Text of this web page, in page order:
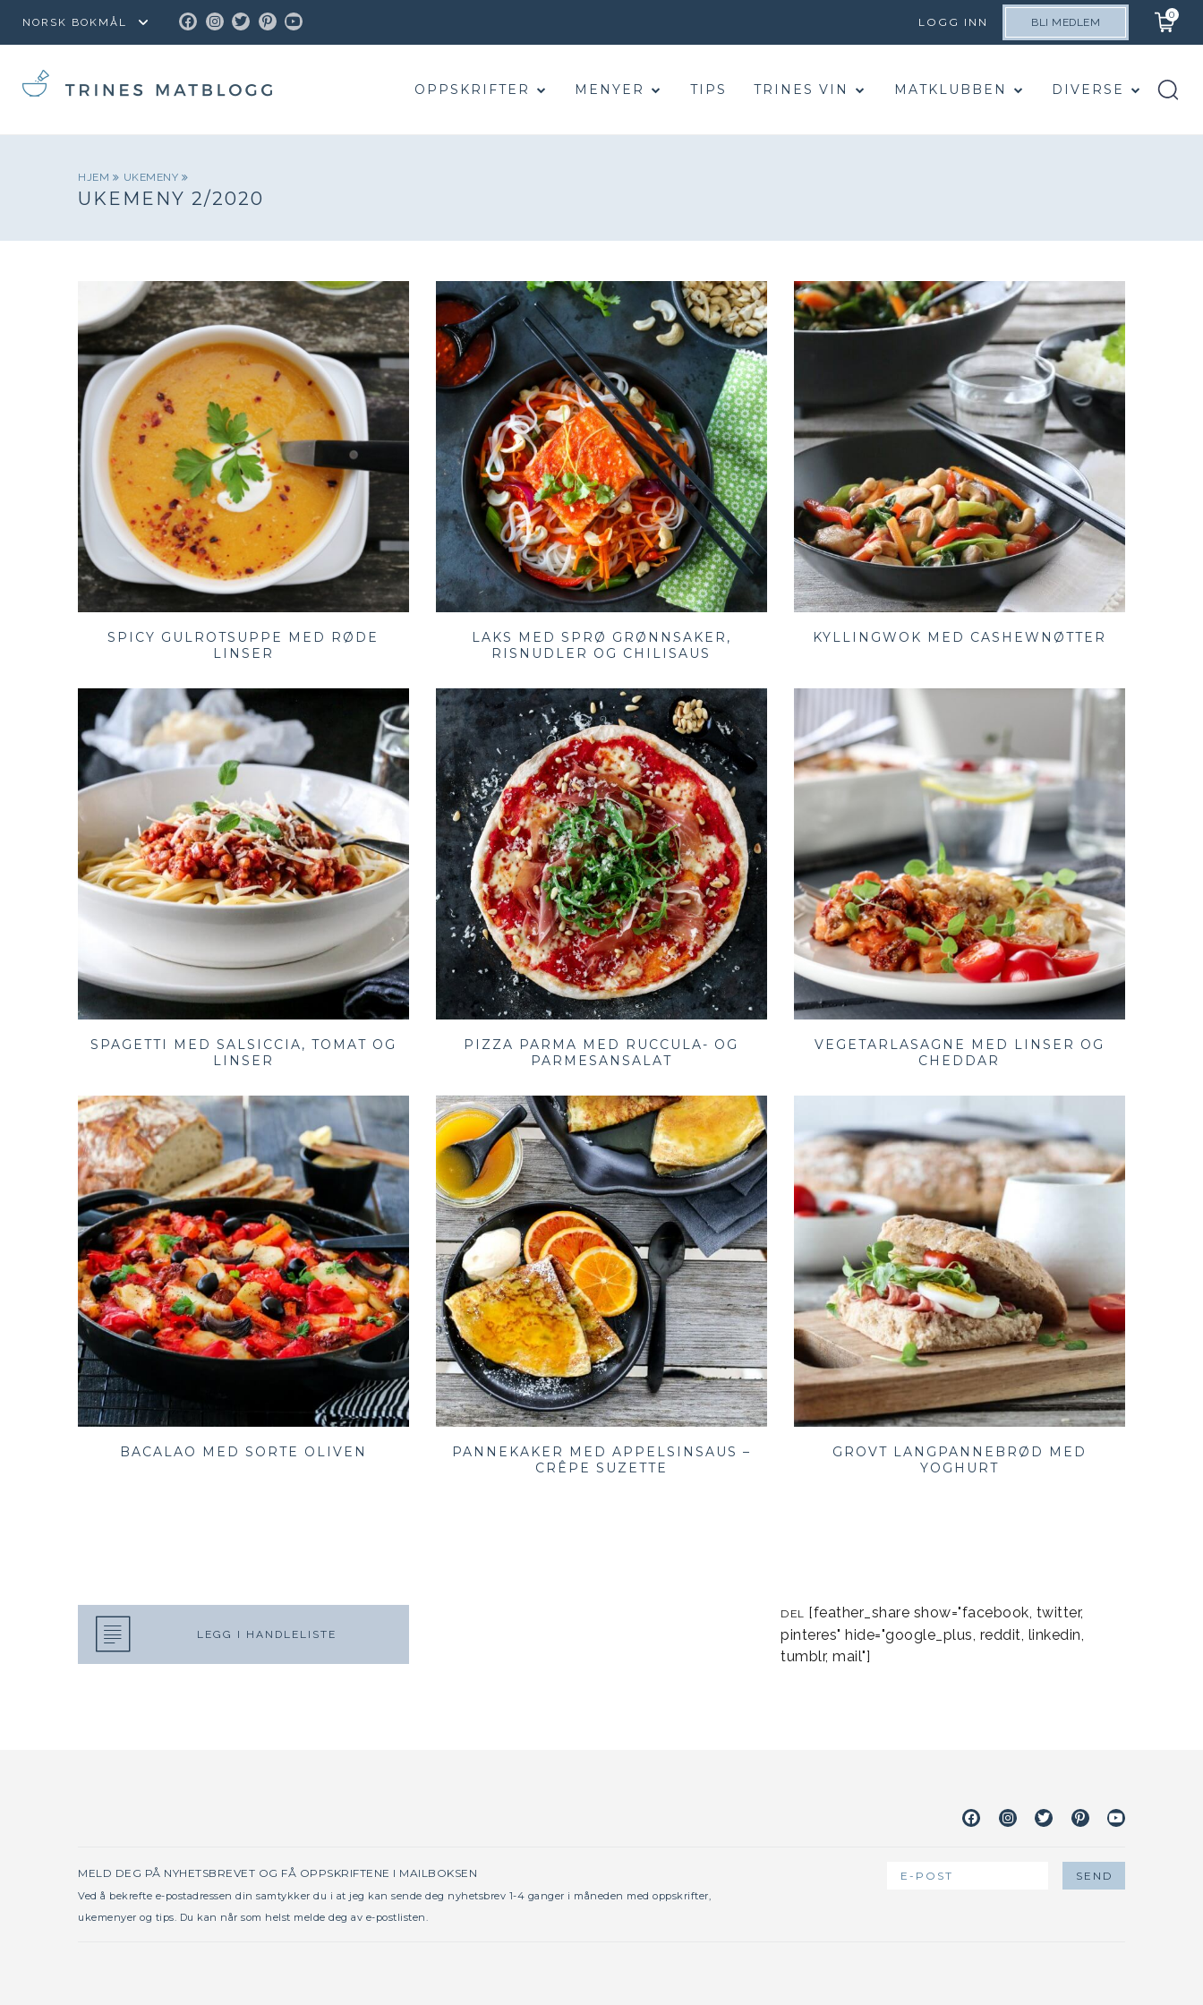
FACEBOOK
INSTAGRAM
TWITTER
PINTEREST
YOUTUBE LOGG INN BLI MEDLEM
0
OPPSKRIFTER MENYER TIPS TRINES VIN MATKLUBBEN DIVERSE
HJEM UKEMENY
UKEMENY 2/2020
SPICY GULROTSUPPE MED RØDE
LINSER
LAKS MED SPRØ GRØNNSAKER,
RISNUDLER OG CHILISAUS
KYLLINGWOK MED CASHEWNØTTER
SPAGETTI MED SALSICCIA, TOMAT OG
LINSER
PIZZA PARMA MED RUCCULA- OG
PARMESANSALAT
VEGETARLASAGNE MED LINSER OG
CHEDDAR
BACALAO MED SORTE OLIVEN
PANNEKAKER MED APPELSINSAUS –
CRÊPE SUZETTE
GROVT LANGPANNEBRØD MED
YOGHURT
LEGG I HANDLELISTE
DEL
[feather_share show="facebook, twitter,
pinteres" hide="google_plus, reddit, linkedin,
tumblr, mail"]
FacebookInstagramTwitterPinterestYoutube
MELD DEG PÅ NYHETSBREVET OG FÅ OPPSKRIFTENE I MAILBOKSEN
Ved å bekrefte e-postadressen din samtykker du i at jeg kan sende deg nyhetsbrev 1-4 ganger i måneden med oppskrifter,
ukemenyer og tips. Du kan når som helst melde deg av e-postlisten.